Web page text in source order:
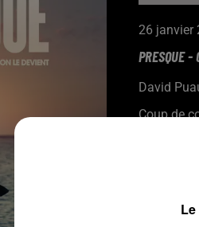
26 janvier
PRESQUE -
David
Coup de
son coup